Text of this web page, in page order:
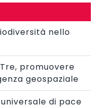
nello
promuovere
geospaziale
di pace